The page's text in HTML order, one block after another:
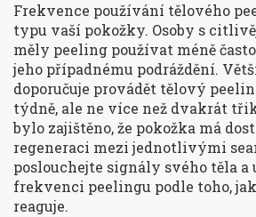
Frekvence používání tělového
typu vaší pokožky. Osoby s
měly peeling používat méně
jeho případnému podráždění.
doporučuje provádět tělový
týdně, ale ne více než dvakrát
bylo zajištěno, že pokožka má
regeneraci mezi jednotlivými
poslouchejte signály svého těla a
frekvenci peelingu podle toho,
reaguje.